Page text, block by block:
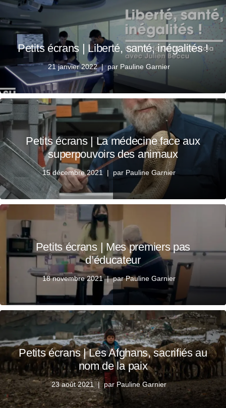
Petits écrans | Liberté, santé, inégalités !
21 janvier 2022 par Pauline Garnier
Petits écrans | La médecine face aux
superpouvoirs des animaux
15 décembre 2021 par Pauline Garnier
Petits écrans | Mes premiers pas
d’éducateur
18 novembre 2021 parPauline Garnier
Petits écrans | Les Afghans, sacrifiés au
nom de la paix
23 août 2021 parPauline Garnier